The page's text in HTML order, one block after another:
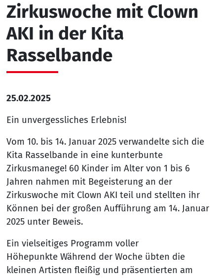
Zirkuswoche mit Clown
AKI in der Kita
Rasselbande
25.02.2025
Ein unvergessliches Erlebnis!
Vom 10. bis 14. Januar 2025 verwandelte sich die
Kita Rasselbande in eine kunterbunte
Zirkusmanege! 60 Kinder im Alter von 1 bis 6
Jahren nahmen mit Begeisterung an der
Zirkuswoche mit Clown AKI teil und stellten ihr
Können bei der großen Aufführung am 14. Januar
2025 unter Beweis.
Ein vielseitiges Programm voller
Höhepunkte Während der Woche übten die
kleinen Artisten fleißig und präsentierten am